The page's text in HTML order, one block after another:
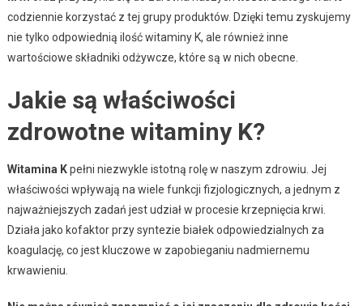
codziennie korzystać z tej grupy produktów. Dzięki temu zyskujemy
nie tylko odpowiednią ilość witaminy K, ale również inne
wartościowe składniki odżywcze, które są w nich obecne.
Jakie są właściwości
zdrowotne witaminy K?
Witamina Kpełni niezwykle istotną rolę w naszym zdrowiu. Jej
właściwości wpływają na wiele funkcji fizjologicznych, a jednym z
najważniejszych zadań jest udział w procesie krzepnięcia krwi.
Działa jako kofaktor przy syntezie białek odpowiedzialnych za
koagulację, co jest kluczowe w zapobieganiu nadmiernemu
krwawieniu.